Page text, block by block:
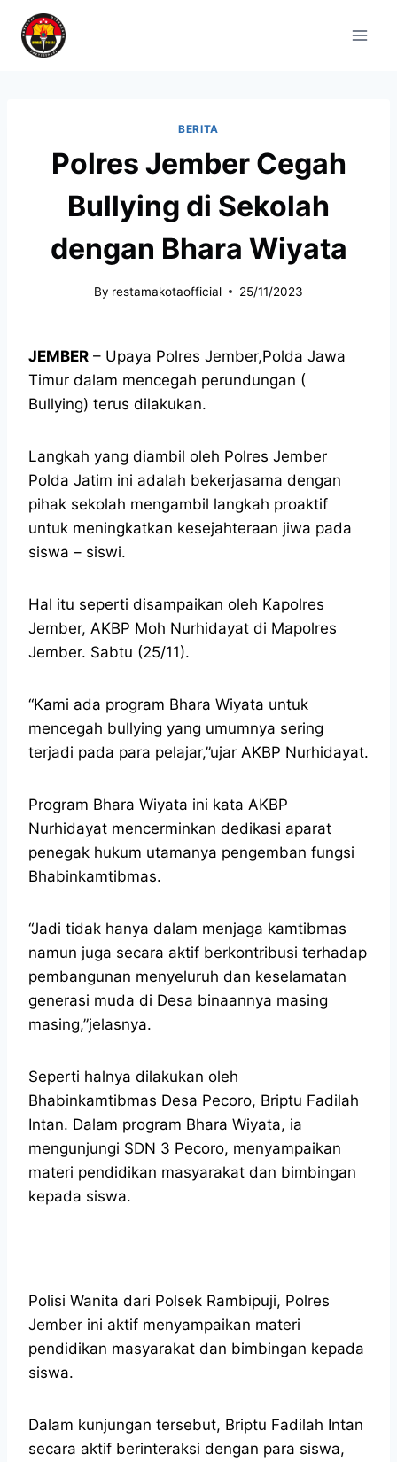
BERITA
Polres Jember Cegah
Bullying di Sekolah
dengan Bhara Wiyata
By restamakotaofficial 25/11/2023
JEMBER – Upaya Polres Jember,Polda Jawa
Timur dalam mencegah perundungan (
Bullying) terus dilakukan.
Langkah yang diambil oleh Polres Jember
Polda Jatim ini adalah bekerjasama dengan
pihak sekolah mengambil langkah proaktif
untuk meningkatkan kesejahteraan jiwa pada
siswa – siswi.
Hal itu seperti disampaikan oleh Kapolres
Jember, AKBP Moh Nurhidayat di Mapolres
Jember. Sabtu (25/11).
“Kami ada program Bhara Wiyata untuk
mencegah bullying yang umumnya sering
terjadi pada para pelajar,”ujar AKBP Nurhidayat.
Program Bhara Wiyata ini kata AKBP
Nurhidayat mencerminkan dedikasi aparat
penegak hukum utamanya pengemban fungsi
Bhabinkamtibmas.
“Jadi tidak hanya dalam menjaga kamtibmas
namun juga secara aktif berkontribusi terhadap
pembangunan menyeluruh dan keselamatan
generasi muda di Desa binaannya masing
masing,”jelasnya.
Seperti halnya dilakukan oleh
Bhabinkamtibmas Desa Pecoro, Briptu Fadilah
Intan. Dalam program Bhara Wiyata, ia
mengunjungi SDN 3 Pecoro, menyampaikan
materi pendidikan masyarakat dan bimbingan
kepada siswa.
Polisi Wanita dari Polsek Rambipuji, Polres
Jember ini aktif menyampaikan materi
pendidikan masyarakat dan bimbingan kepada
siswa.
Dalam kunjungan tersebut, Briptu Fadilah Intan
secara aktif berinteraksi dengan para siswa,